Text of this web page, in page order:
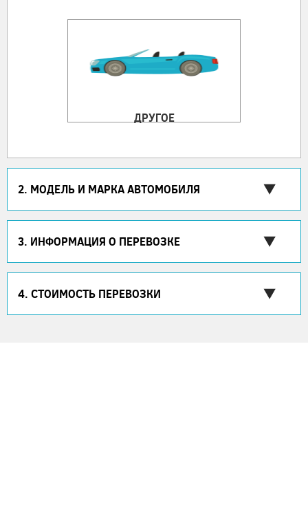
ДРУГОЕ
2. МОДЕЛЬ И МАРКА АВТОМОБИЛЯ
3. ИНФОРМАЦИЯ О ПЕРЕВОЗКЕ
4. СТОИМОСТЬ ПЕРЕВОЗКИ